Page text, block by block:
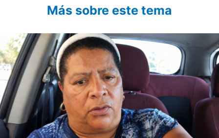
Más sobre este tema